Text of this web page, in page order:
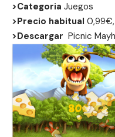
>Categoria Juegos
>Precio habitual
>Descargar Picnic